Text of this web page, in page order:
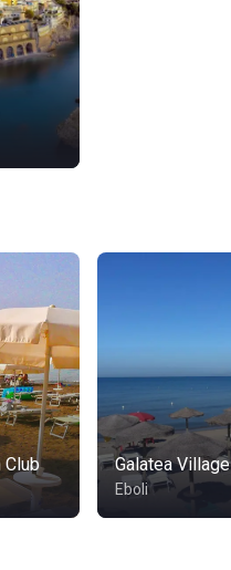
Club Galatea Village
Eboli